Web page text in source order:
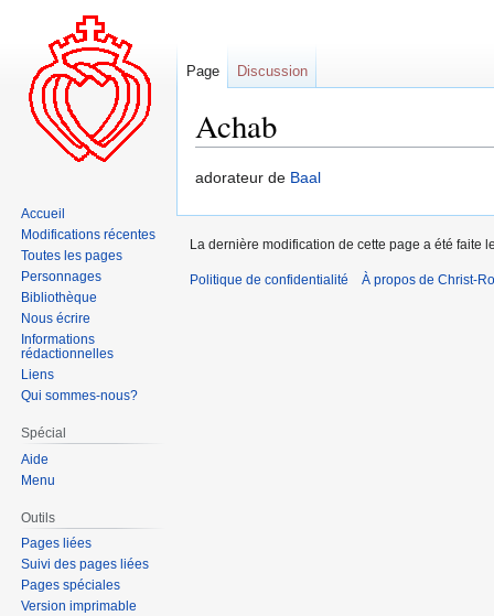
Achab
Aller
navigation
Aller
recherche
adorateur de Baal
Page Discussion
Accueil
Modifications récentes
Toutes les pages
Personnages
Bibliothèque
Nous écrire
Informations
rédactionnelles
Liens
Qui sommes-nous?
Spécial
Aide
Menu
Outils
Pages liées
Suivi des pages liées
Pages spéciales
Version imprimable
La dernière modification de cette page a été faite
Politique de confidentialité À propos de Christ-